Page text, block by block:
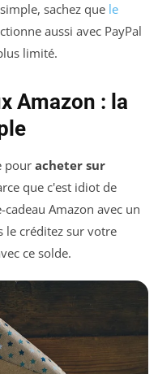
sachez que le
aussi avec PayPal
limité.
Amazon : la
pouracheter sur
que c'est idiot de
Amazon avec un
le créditez sur votre
ce solde.